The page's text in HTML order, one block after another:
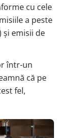
cu cele
a peste
și emisii de
într-un
că pe
fel,